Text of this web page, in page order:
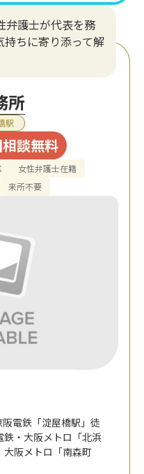
弁護士が代表を務
ちに寄り添って解
所
駅
談無料
女性弁護士在籍
来所不要
電鉄「淀屋橋駅」徒
鉄・大阪メトロ「北浜
大阪メトロ「南森町